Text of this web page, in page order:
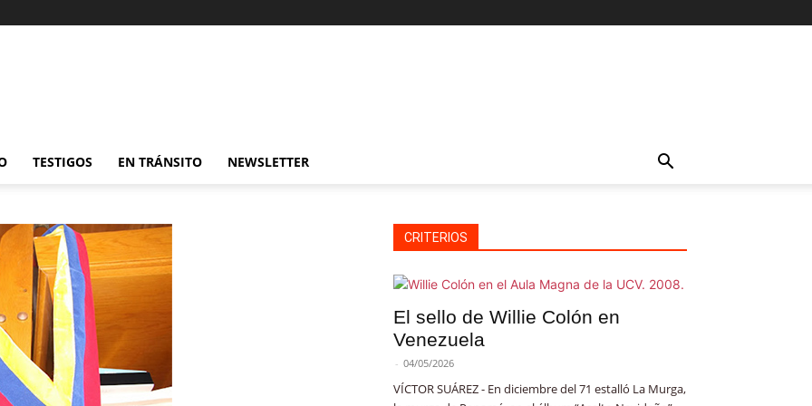
TESTIGOS EN TRÁNSITO NEWSLETTER
CRITERIOS
El sello de Willie Colón en
Venezuela
- 04/05/2026
VÍCTOR SUÁREZ - En diciembre del 71 estalló La Murga,